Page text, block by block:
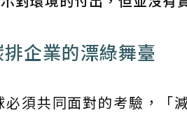
企業的漂綠舞臺
須共同面對的考驗，「